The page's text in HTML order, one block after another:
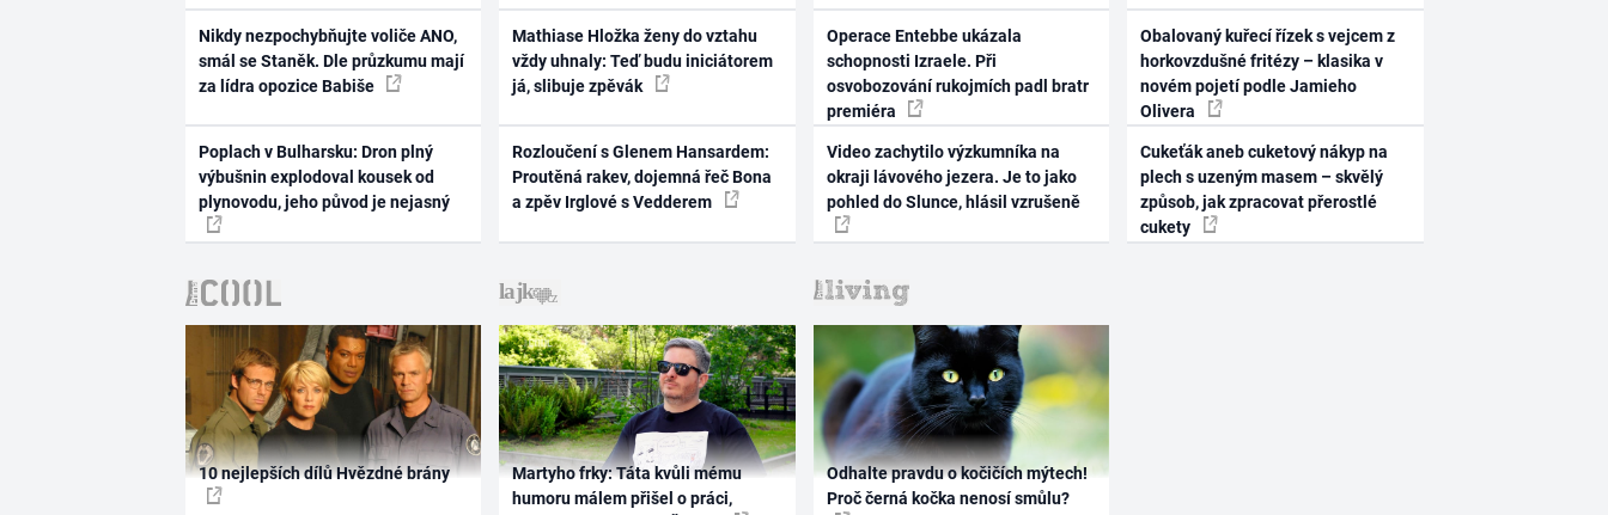
Nikdy nezpochybňujte voliče ANO,
smál se Staněk. Dle průzkumu mají
za lídra opozice Babiše
Poplach v Bulharsku: Dron plný
výbušnin explodoval kousek od
plynovodu, jeho původ je nejasný
Mathiase Hložka ženy do vztahu
vždy uhnaly: Teď budu iniciátorem
já, slibuje zpěvák
Rozloučení s Glenem Hansardem:
Proutěná rakev, dojemná řeč Bona
a zpěv Irglové s Vedderem
Operace Entebbe ukázala
schopnosti Izraele. Při
osvobozování rukojmích padl bratr
premiéra
Video zachytilo výzkumníka na
okraji lávového jezera. Je to jako
pohled do Slunce, hlásil vzrušeně
Obalovaný kuřecí řízek s vejcem z
horkovzdušné fritézy – klasika v
novém pojetí podle Jamieho
Olivera
Cukeťák aneb cuketový nákyp na
plech s uzeným masem – skvělý
způsob, jak zpracovat přerostlé
cukety
10 nejlepších dílů Hvězdné brány
Martyho frky: Táta kvůli mému
humoru málem přišel o práci,
Odhalte pravdu o kočičích mýtech!
Proč černá kočka nenosí smůlu?